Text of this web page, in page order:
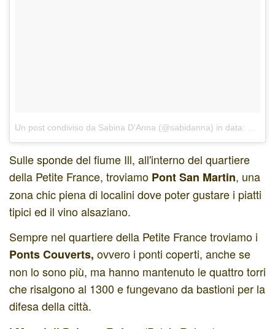
Un post condiviso da Sabina D'Anna (@sabidanna) in data:
Sulle sponde del fiume Ill, all'interno del quartiere
della Petite France, troviamo Pont San Martin, una
zona chic piena di localini dove poter gustare i piatti
tipici ed il vino alsaziano.
Sempre nel quartiere della Petite France troviamo i
Ponts Couverts, ovvero i ponti coperti, anche se
non lo sono più, ma hanno mantenuto le quattro torri
che risalgono al 1300 e fungevano da bastioni per la
difesa della città.